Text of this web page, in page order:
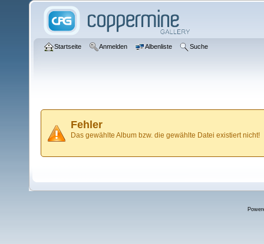
Startseite Anmelden Albenliste Suche
Fehler
Das gewählte Album bzw. die gewählte Datei existiert nicht!